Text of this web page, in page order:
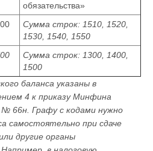
обязательства»
Сумма строк: 1510, 1520,
1530, 1540, 1550
Сумма строк: 1300, 1400,
1500
баланса указаны в
4 к приказу Минфина
66н. Графу с кодами нужно
самостоятельно при сдаче
другие органы